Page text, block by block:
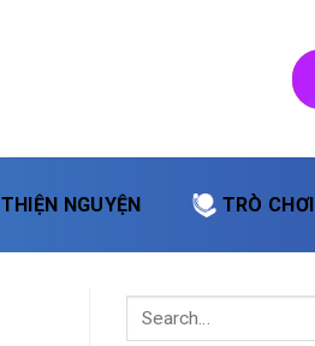
THIỆN NGUYỆN TRÒ CHƠI